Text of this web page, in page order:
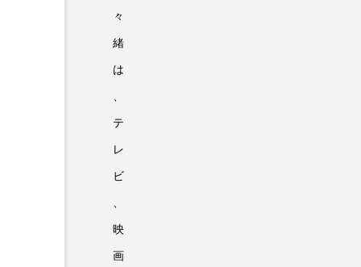
々
緒
は
テ
レ
ビ
映
画